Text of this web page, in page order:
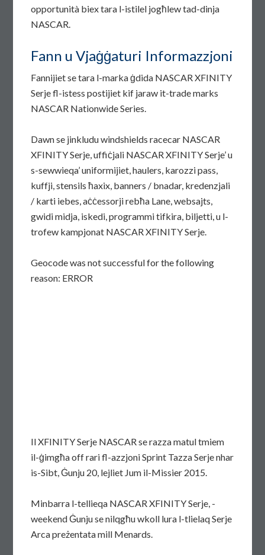
opportunità biex tara l-istilel jogħlew tad-dinja
NASCAR.
Fann u Vjaġġaturi Informazzjoni
Fannijiet se tara l-marka ġdida NASCAR XFINITY
Serje fl-istess postijiet kif jaraw it-trade marks
NASCAR Nationwide Series.
Dawn se jinkludu windshields racecar NASCAR
XFINITY Serje, uffiċjali NASCAR XFINITY Serje’ u
s-sewwieqa’ uniformijiet, haulers, karozzi pass,
kuffji, stensils ħaxix, banners / bnadar, kredenzjali
/ karti iebes, aċċessorji rebħa Lane, websajts,
gwidi midja, iskedi, programmi tifkira, biljetti, u l-
trofew kampjonat NASCAR XFINITY Serje.
Geocode was not successful for the following
reason: ERROR
Il XFINITY Serje NASCAR se razza matul tmiem
il-ġimgħa off rari fl-azzjoni Sprint Tazza Serje nhar
is-Sibt, Ġunju 20, lejliet Jum il-Missier 2015.
Minbarra l-tellieqa NASCAR XFINITY Serje, -
weekend Ġunju se nilqgħu wkoll lura l-tlielaq Serje
Arca preżentata mill Menards.